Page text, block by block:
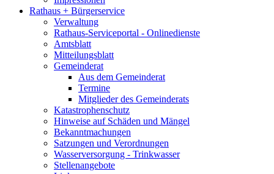
Rathaus + Bürgerservice
Verwaltung
Rathaus-Serviceportal - Onlinedienste
Amtsblatt
Mitteilungsblatt
Gemeinderat
Aus dem Gemeinderat
Termine
Mitglieder des Gemeinderats
Katastrophenschutz
Hinweise auf Schäden und Mängel
Bekanntmachungen
Satzungen und Verordnungen
Wasserversorgung - Trinkwasser
Stellenangebote